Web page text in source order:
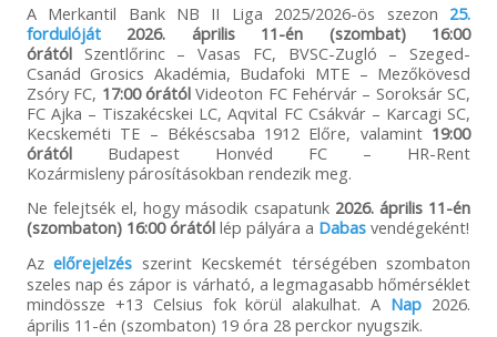
A Merkantil Bank NB II Liga 2025/2026-ös szezon 25.
fordulóját2026. április 11-én (szombat) 16:00
órátólSzentlőrinc – Vasas FC, BVSC-Zugló – Szeged-
Csanád Grosics Akadémia, Budafoki MTE – Mezőkövesd
Zsóry FC, 17:00 órátólVideoton FC Fehérvár – Soroksár SC,
FC Ajka – Tiszakécskei LC, Aqvital FC Csákvár – Karcagi SC,
Kecskeméti TE – Békéscsaba 1912 Előre, valamint 19:00
órátólBudapest Honvéd FC – HR-Rent
Kozármisleny párosításokban rendezik meg.
Ne felejtsék el, hogy második csapatunk 2026. április 11-én
(szombaton) 16:00 órátóllép pályára a Dabasvendégeként!
Azelőrejelzés szerint Kecskemét térségében szombaton
szeles nap és zápor is várható, a legmagasabb hőmérséklet
mindössze +13 Celsius fok körül alakulhat. A Nap 2026.
április 11-én (szombaton) 19 óra 28 perckor nyugszik.